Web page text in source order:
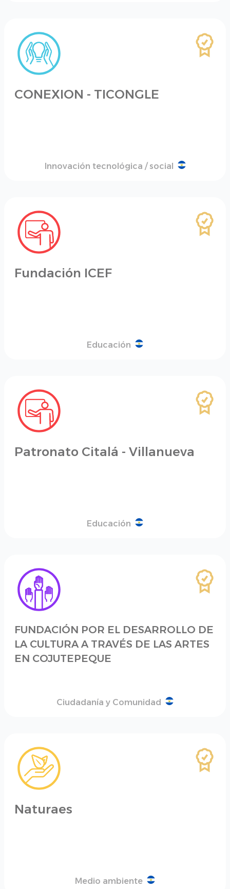
CONEXION - TICONGLE
Innovación tecnológica / social
Fundación ICEF
Educación
Patronato Citalá - Villanueva
Educación
FUNDACIÓN POR EL DESARROLLO DE
LA CULTURA A TRAVÉS DE LAS ARTES
EN COJUTEPEQUE
Ciudadanía y Comunidad
Naturaes
Medio ambiente